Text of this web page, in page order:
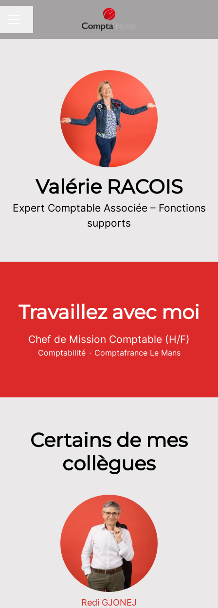
Valérie RACOIS
Expert Comptable Associée – Fonctions
supports
Travaillez avec moi
Chef de Mission Comptable (H/F)
Comptabilité · Comptafrance Le Mans
Certains de mes
collègues
Redi GJONEJ